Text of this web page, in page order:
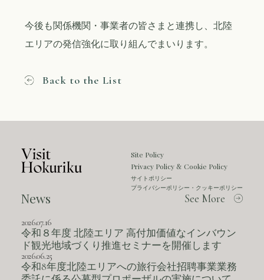
今後も関係機関・事業者の皆さまと連携し、北陸
エリアの発信強化に取り組んでまいります。
Back to the List
Site Policy
Privacy Policy & Cookie Policy
サイトポリシー
プライバシーポリシー・クッキーポリシー
News See More
2026.07.16
令和８年度 北陸エリア 高付加価値なインバウン
ド観光地域づくり推進セミナーを開催します
2026.06.25
令和8年度北陸エリアへの旅行会社招聘事業業務